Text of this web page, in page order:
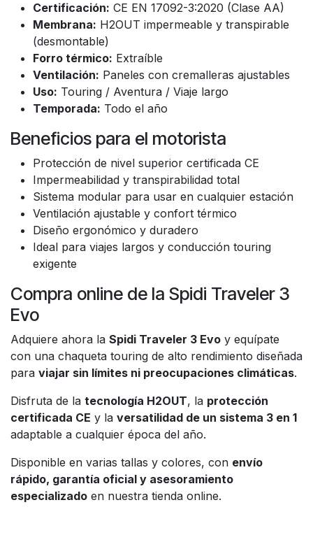
Certificación: CE EN 17092-3:2020 (Clase AA)
Membrana: H2OUT impermeable y transpirable
(desmontable)
Forro térmico: Extraíble
Ventilación: Paneles con cremalleras ajustables
Uso: Touring / Aventura / Viaje largo
Temporada: Todo el año
Beneficios para el motorista
Protección de nivel superior certificada CE
Impermeabilidad y transpirabilidad total
Sistema modular para usar en cualquier estación
Ventilación ajustable y confort térmico
Diseño ergonómico y duradero
Ideal para viajes largos y conducción touring
exigente
Compra online de la Spidi Traveler 3
Evo
Adquiere ahora la Spidi Traveler 3 Evo y equípate
con una chaqueta touring de alto rendimiento diseñada
para viajar sin límites ni preocupaciones climáticas.
Disfruta de la tecnología H2OUT, la protección
certificada CE y la versatilidad de un sistema 3 en 1
adaptable a cualquier época del año.
Disponible en varias tallas y colores, con envío
rápido, garantía oficial y asesoramiento
especializado en nuestra tienda online.